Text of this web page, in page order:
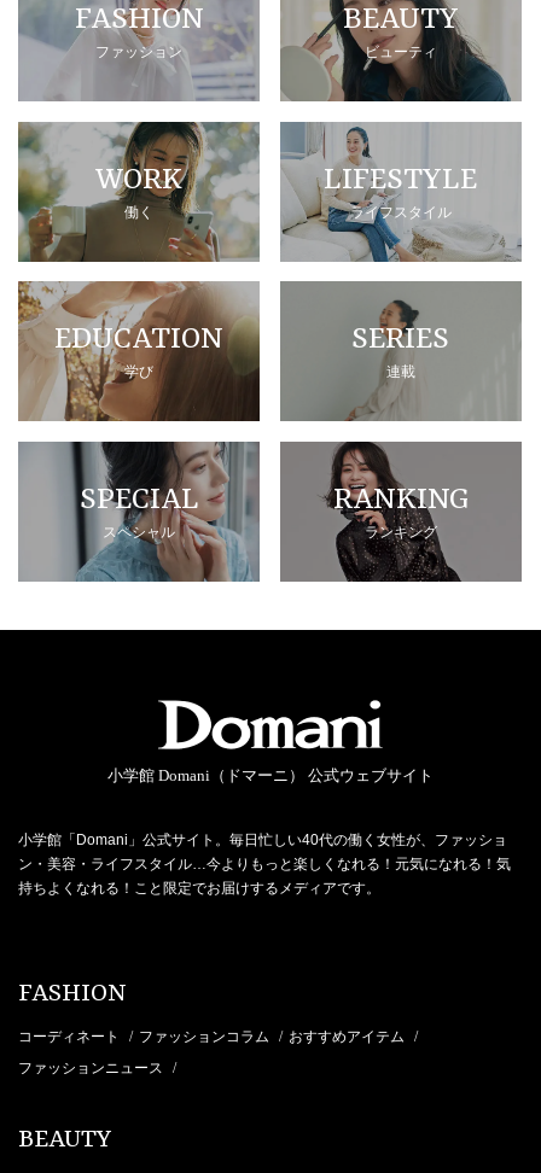
FASHION
ファッション
BEAUTY
ビューティ
WORK
働く
LIFESTYLE
ライフスタイル
EDUCATION
学び
SERIES
連載
SPECIAL
スペシャル
RANKING
ランキング
小学館 Domani（ドマーニ） 公式ウェブサイト
小学館「Domani」公式サイト。毎日忙しい40代の働く女性が、ファッショ
ン・美容・ライフスタイル…今よりもっと楽しくなれる！元気になれる！気
持ちよくなれる！こと限定でお届けするメディアです。
FASHION
コーディネート / ファッションコラム / おすすめアイテム /
ファッションニュース /
BEAUTY